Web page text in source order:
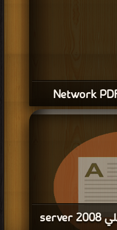
كتاب كيف تثبت طابعه علي server 2008